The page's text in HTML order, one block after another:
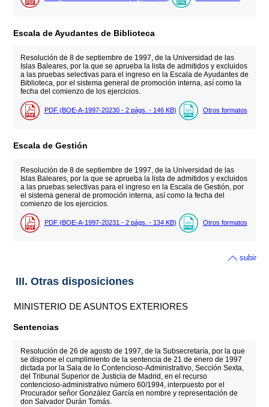
Escala de Ayudantes de Biblioteca
Resolución de 8 de septiembre de 1997, de la Universidad de las
Islas Baleares, por la que se aprueba la lista de admitidos y excluidos
a las pruebas selectivas para el ingreso en la Escala de Ayudantes de
Biblioteca, por el sistema general de promoción interna, así como la
fecha del comienzo de los ejercicios.
PDF (BOE-A-1997-20230 - 2 págs. - 146 KB) Otros formatos
Escala de Gestión
Resolución de 8 de septiembre de 1997, de la Universidad de las
Islas Baleares, por la que se aprueba la lista de admitidos y excluidos
a las pruebas selectivas para el ingreso en la Escala de Gestión, por
el sistema general de promoción interna, así como la fecha del
comienzo de los ejercicios.
PDF (BOE-A-1997-20231 - 2 págs. - 134 KB) Otros formatos
subir
III. Otras disposiciones
MINISTERIO DE ASUNTOS EXTERIORES
Sentencias
Resolución de 26 de agosto de 1997, de la Subsecretaría, por la que
se dispone el cumplimiento de la sentencia de 21 de enero de 1997
dictada por la Sala de lo Contencioso-Administrativo, Sección Sexta,
del Tribunal Superior de Justicia de Madrid, en el recurso
contencioso-administrativo número 60/1994, interpuesto por el
Procurador señor González García en nombre y representación de
don Salvador Durán Tomás.